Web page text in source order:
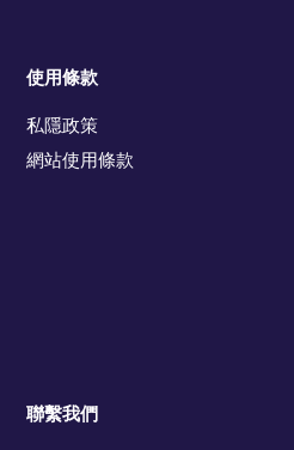
使用條款
私隱政策
網站使用條款
聯繫我們